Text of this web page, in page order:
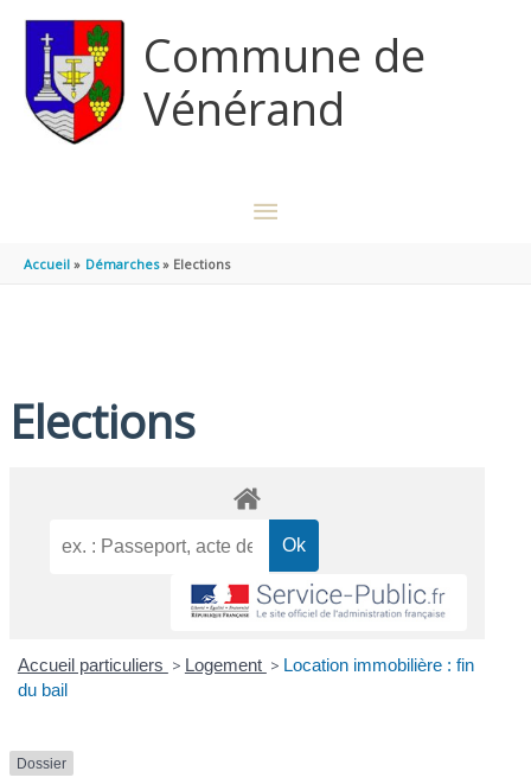
Commune de
Vénérand
MENU
Accueil Démarches Elections
Elections
Accueil particuliers > Logement > Location immobilière : fin
du bail
Dossier